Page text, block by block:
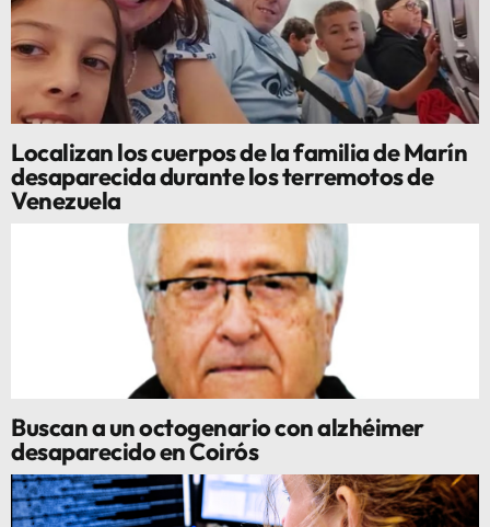
Localizan los cuerpos de la familia de Marín
desaparecida durante los terremotos de
Venezuela
Buscan a un octogenario con alzhéimer
desaparecido en Coirós